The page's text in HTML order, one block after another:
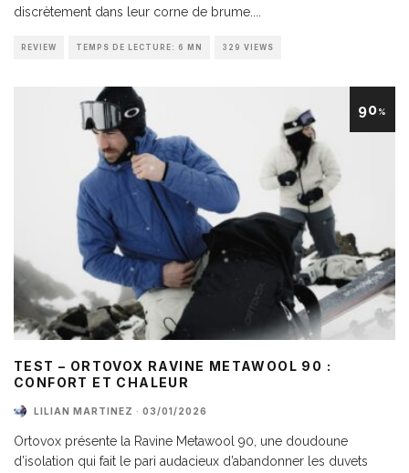
discrètement dans leur corne de brume.
REVIEW TEMPS DE LECTURE: 6 MN 329 VIEWS
90%
TEST – ORTOVOX RAVINE METAWOOL 90 :
CONFORT ET CHALEUR
LILIAN MARTINEZ · 03/01/2026
Ortovox présente la Ravine Metawool 90, une doudoune
d’isolation qui fait le pari audacieux d’abandonner les duvets